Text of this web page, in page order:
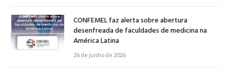
CONFEMEL faz alerta sobre abertura
desenfreada de faculdades de medicina na
América Latina
26 de junho de 2026